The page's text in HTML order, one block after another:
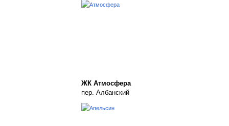
ЖК Атмосфера
пер. Албанский